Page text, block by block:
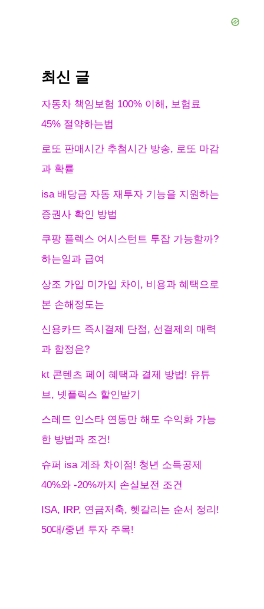
최신 글
자동차 책임보험 100% 이해, 보험료
45% 절약하는법
로또 판매시간 추첨시간 방송, 로또 마감
과 확률
isa 배당금 자동 재투자 기능을 지원하는
증권사 확인 방법
쿠팡 플렉스 어시스턴트 투잡 가능할까?
하는일과 급여
상조 가입 미가입 차이, 비용과 혜택으로
본 손해정도는
신용카드 즉시결제 단점, 선결제의 매력
과 함정은?
kt 콘텐츠 페이 혜택과 결제 방법! 유튜
브, 넷플릭스 할인받기
스레드 인스타 연동만 해도 수익화 가능
한 방법과 조건!
슈퍼 isa 계좌 차이점! 청년 소득공제
40%와 -20%까지 손실보전 조건
ISA, IRP, 연금저축, 헷갈리는 순서 정리!
50대/중년 투자 주목!